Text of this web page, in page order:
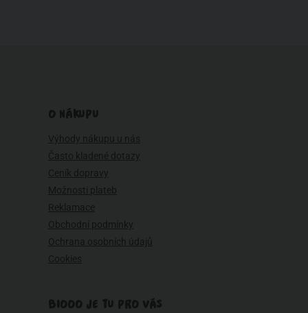
O NÁKUPU
Výhody nákupu u nás
Často kladené dotazy
Ceník dopravy
Možnosti plateb
Reklamace
Obchodní podmínky
Ochrana osobních údajů
Cookies
BIOOO JE TU PRO VÁS